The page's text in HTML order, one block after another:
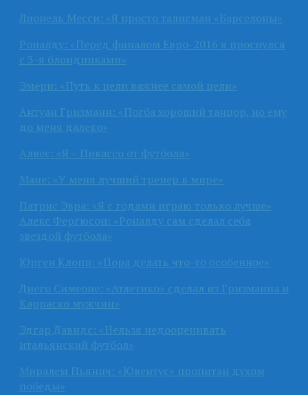
Лионель Месси: «Я просто талисман «Барселоны»
Роналду: «Перед финалом Евро-2016 я проснулся
с 3-я блондинками»
Эмери: «Путь к цели важнее самой цели»
Антуан Гризманн: «Погба хороший танцор, но ему
до меня далеко»
Алвес: «Я – Пикассо от футбола»
Мане: «У меня лучший тренер в мире»
Патрис Эвра: «Я с годами играю только лучше»
Алекс Фергюсон: «Роналду сам сделал себя
звездой футбола»
Юрген Клопп: «Пора делать что-то особенное»
Диего Симеоне: «Атлетико» сделал из Гризманна и
Карраско мужчин»
Эдгар Давидс: «Нельзя недооценивать
итальянский футбол»
Миралем Пьянич: «Ювентус» пропитан духом
победы»